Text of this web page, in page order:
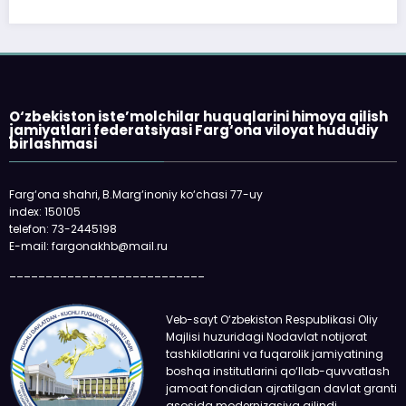
O‘zbekiston iste’molchilar huquqlarini himoya qilish
jamiyatlari federatsiyasi Farg‘ona viloyat hududiy
birlashmasi
Farg‘ona shahri, B.Marg‘inoniy ko‘chasi 77-uy
index: 150105
telefon: 73-2445198
E-mail: fargonakhb@mail.ru
Veb-sayt O‘zbekiston Respublikasi Oliy
Majlisi huzuridagi Nodavlat notijorat
tashkilotlarini va fuqarolik jamiyatining
boshqa institutlarini qo‘llab-quvvatlash
jamoat fondidan ajratilgan davlat granti